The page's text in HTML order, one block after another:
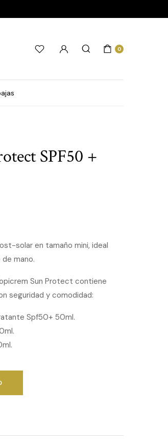
0
SPF50 +
solar en tamaño mini, ideal
mano.
Sun Protect contiene
seguridad y comodidad:
Spf50+ 50ml.